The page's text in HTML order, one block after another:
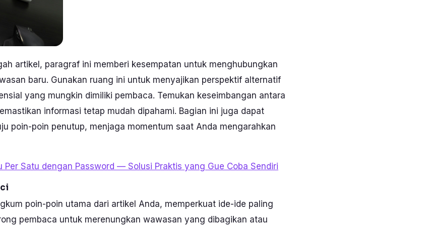
artikel, paragraf ini memberi kesempatan untuk menghubungkan
baru. Gunakan ruang ini untuk menyajikan perspektif alternatif
yang mungkin dimiliki pembaca. Temukan keseimbangan antara
informasi tetap mudah dipahami. Bagian ini juga dapat
poin-poin penutup, menjaga momentum saat Anda mengarahkan
Per Satu dengan Password — Solusi Praktis yang Gue Coba Sendiri
poin-poin utama dari artikel Anda, memperkuat ide-ide paling
pembaca untuk merenungkan wawasan yang dibagikan atau